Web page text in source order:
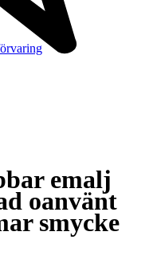
emalj
oanvänt
smycke